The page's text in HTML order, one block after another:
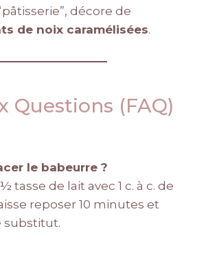
décore de
de noix caramélisées.
Questions (FAQ)
le babeurre ?
tasse de lait avec 1 c. à c. de
reposer 10 minutes et
substitut.